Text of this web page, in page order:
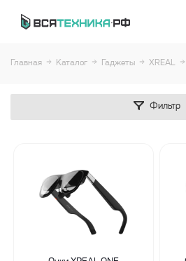
Главная Каталог Гаджеты XREAL
Фильтр